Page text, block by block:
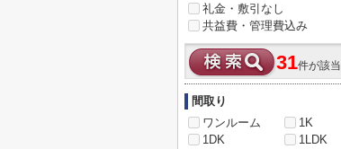
礼金・敷引なし
共益費・管理費込み
31件が該当
間取り
ワンルーム
1K
1DK
1LDK